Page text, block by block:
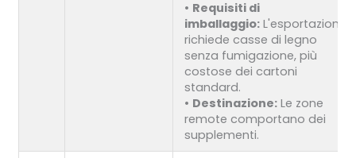
• Requisiti di
imballaggio: L'esportazione
richiede casse di legno
senza fumigazione, più
costose dei cartoni
standard.
• Destinazione: Le zone
remote comportano dei
supplementi.